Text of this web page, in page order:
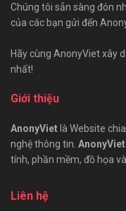
Chúng tôi sẵn sàng đón
của các bạn gửi đến
Hãy cùng AnonyViet xây
nhất!
Giới thiệu
AnonyViet là Website
nghệ thông tin. AnonyViet
tính, phần mềm, đồ họa và
Liên hệ